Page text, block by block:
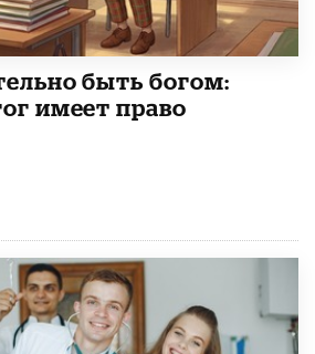
быть богом:
имеет право